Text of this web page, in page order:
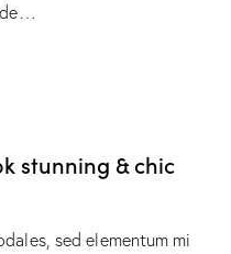
stunning & chic
sed elementum mi